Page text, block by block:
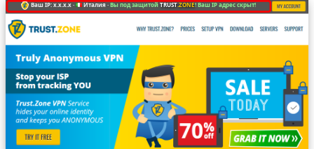
Ваш IP: x.x.x.x · Италия ·Вы под защитойTRUST.ZONE! Ваш IP адрес скрыт!